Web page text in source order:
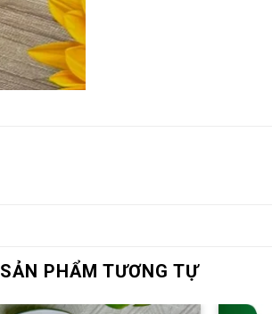
SẢN PHẨM TƯƠNG TỰ